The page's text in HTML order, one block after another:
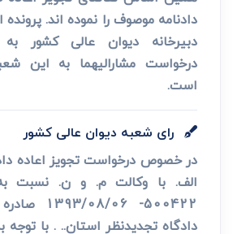
دادنامه موصوف را نموده اند.
دبیرخانه دیوان عالی کشور
درخواست مشارالیهما به این
است.
رای شعبه دیوان عالی کشور
در خصوص درخواست تجویز اعاده
الف. با وکالت م. و ن. نسبت به
500422-
دادگاه تجدیدنظر استان.. . با توجه به